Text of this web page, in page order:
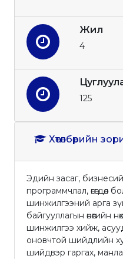
Жил
4
125
Хөтөлбөрийн
Эдийн засаг,
программчлал, өгөгдөл
шинжилгээний арга
байгууллагын өнөөгийн
шинжилгээ хийж,
оновчтой шийдлийн
шийдвэр гаргах,